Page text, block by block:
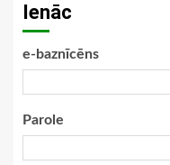
Ienāc
e-baznīcēns
Parole